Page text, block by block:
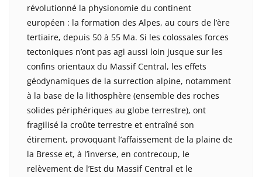
révolutionné la physionomie du continent
européen : la formation des Alpes, au cours de l’ère
tertiaire, depuis 50 à 55 Ma. Si les colossales forces
tectoniques n’ont pas agi aussi loin jusque sur les
confins orientaux du Massif Central, les effets
géodynamiques de la surrection alpine, notamment
à la base de la lithosphère (ensemble des roches
solides périphériques au globe terrestre), ont
fragilisé la croûte terrestre et entraîné son
étirement, provoquant l’affaissement de la plaine de
la Bresse et, à l’inverse, en contrecoup, le
relèvement de l’Est du Massif Central et le